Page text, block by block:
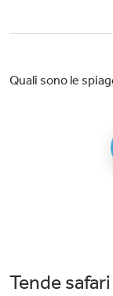
Quali sono le
Tende